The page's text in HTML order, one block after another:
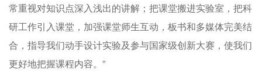
常重视对知识点深入浅出的讲解；把课堂搬进实验室，把科
研工作引入课堂，加强课堂师生互动，板书和多媒体完美结
合，指导我们动手设计实验及参与国家级创新大赛，使我们
更好地把握课程内容。”